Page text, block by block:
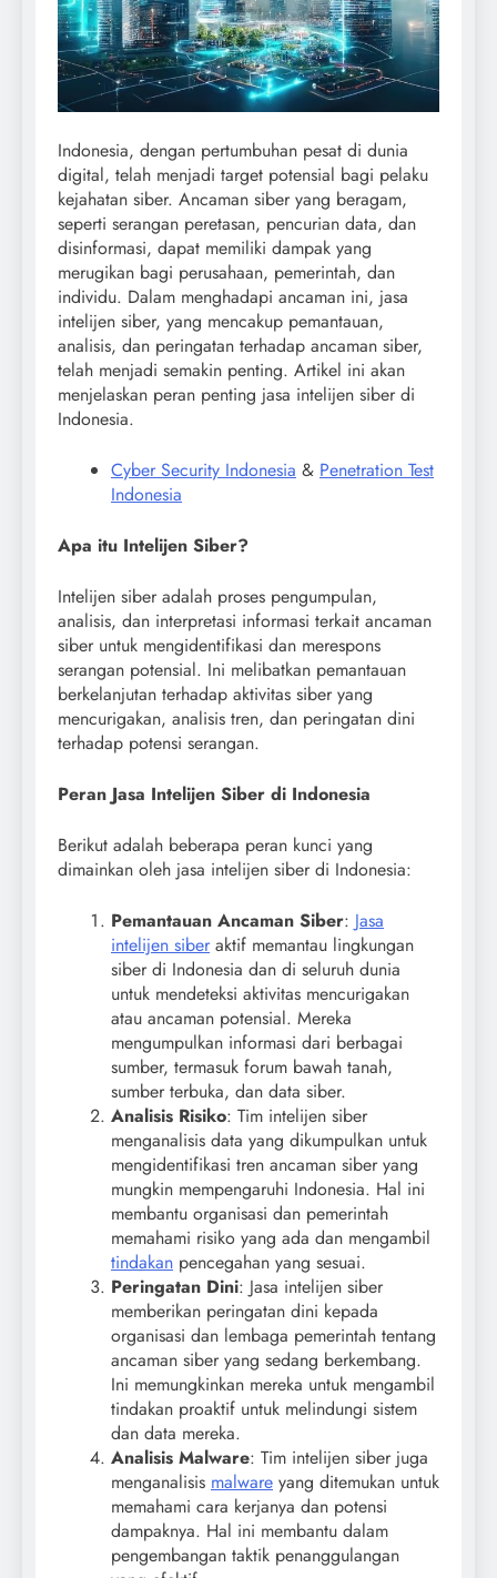
Indonesia, dengan pertumbuhan pesat di dunia
digital, telah menjadi target potensial bagi pelaku
kejahatan siber. Ancaman siber yang beragam,
seperti serangan peretasan, pencurian data, dan
disinformasi, dapat memiliki dampak yang
merugikan bagi perusahaan, pemerintah, dan
individu. Dalam menghadapi ancaman ini, jasa
intelijen siber, yang mencakup pemantauan,
analisis, dan peringatan terhadap ancaman siber,
telah menjadi semakin penting. Artikel ini akan
menjelaskan peran penting jasa intelijen siber di
Indonesia.
Cyber Security Indonesia & Penetration Test
Indonesia
Apa itu Intelijen Siber?
Intelijen siber adalah proses pengumpulan,
analisis, dan interpretasi informasi terkait ancaman
siber untuk mengidentifikasi dan merespons
serangan potensial. Ini melibatkan pemantauan
berkelanjutan terhadap aktivitas siber yang
mencurigakan, analisis tren, dan peringatan dini
terhadap potensi serangan.
Peran Jasa Intelijen Siber di Indonesia
Berikut adalah beberapa peran kunci yang
dimainkan oleh jasa intelijen siber di Indonesia:
Pemantauan Ancaman Siber: Jasa
intelijen siber aktif memantau lingkungan
siber di Indonesia dan di seluruh dunia
untuk mendeteksi aktivitas mencurigakan
atau ancaman potensial. Mereka
mengumpulkan informasi dari berbagai
sumber, termasuk forum bawah tanah,
sumber terbuka, dan data siber.
Analisis Risiko: Tim intelijen siber
menganalisis data yang dikumpulkan untuk
mengidentifikasi tren ancaman siber yang
mungkin mempengaruhi Indonesia. Hal ini
membantu organisasi dan pemerintah
memahami risiko yang ada dan mengambil
tindakan pencegahan yang sesuai.
Peringatan Dini: Jasa intelijen siber
memberikan peringatan dini kepada
organisasi dan lembaga pemerintah tentang
ancaman siber yang sedang berkembang.
Ini memungkinkan mereka untuk mengambil
tindakan proaktif untuk melindungi sistem
dan data mereka.
Analisis Malware: Tim intelijen siber juga
menganalisis malware yang ditemukan untuk
memahami cara kerjanya dan potensi
dampaknya. Hal ini membantu dalam
pengembangan taktik penanggulangan